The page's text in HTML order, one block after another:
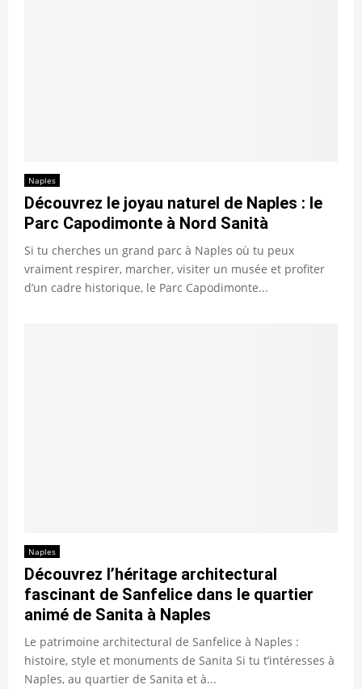
Naples
Découvrez le joyau naturel de Naples : le
Parc Capodimonte à Nord Sanità
Si tu cherches un grand parc à Naples où tu peux
vraiment respirer, marcher, visiter un musée et profiter
d’un cadre historique, le Parc Capodimonte...
Naples
Découvrez l’héritage architectural
fascinant de Sanfelice dans le quartier
animé de Sanita à Naples
Le patrimoine architectural de Sanfelice à Naples :
histoire, style et monuments de Sanita Si tu t’intéresses à
Naples, au quartier de Sanita et à...